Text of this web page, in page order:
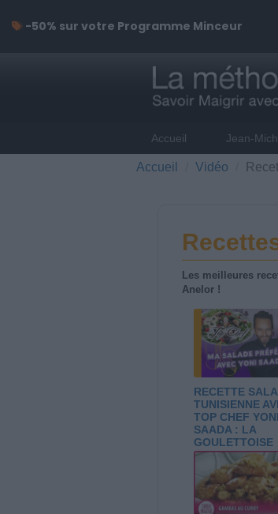
Accueil Jean-
Accueil Vidéo
Les meilleures
Anelor !
RECETTE
TUNISIENNE
TOP CHEF YONI
SAADA : LA
GOULETTOISE
-50% sur votre Programme Minceur